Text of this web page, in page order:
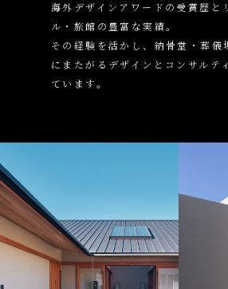
海外デザインアワードの受賞歴と
ル・旅館の豊富な実績。
その経験を活かし、納骨堂・葬儀
にまたがるデザインとコンサルテ
ています。